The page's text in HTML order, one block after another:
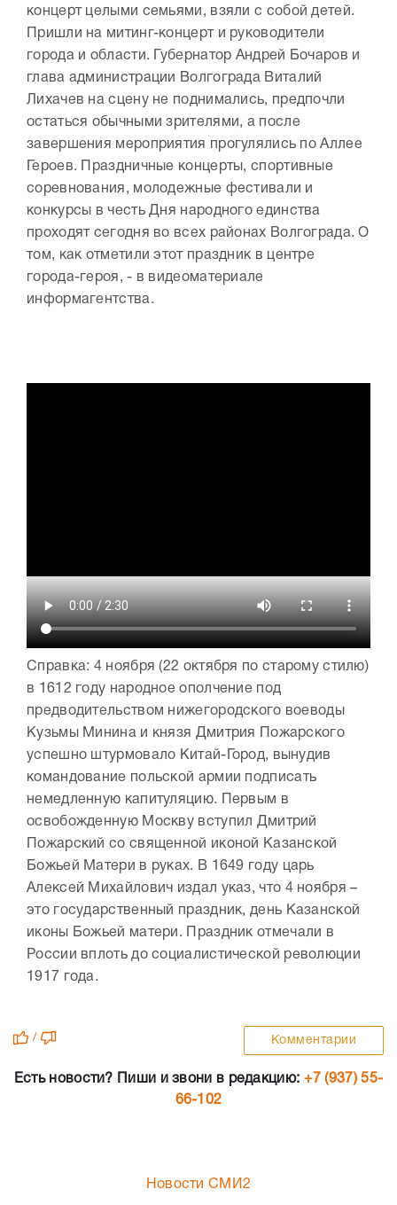
концерт целыми семьями, взяли с собой детей.
Пришли на митинг-концерт и руководители
города и области. Губернатор Андрей Бочаров и
глава администрации Волгограда Виталий
Лихачев на сцену не поднимались, предпочли
остаться обычными зрителями, а после
завершения мероприятия прогулялись по Аллее
Героев. Праздничные концерты, спортивные
соревнования, молодежные фестивали и
конкурсы в честь Дня народного единства
проходят сегодня во всех районах Волгограда. О
том, как отметили этот праздник в центре
города-героя, - в видеоматериале
информагентства.
Справка: 4 ноября (22 октября по старому стилю)
в 1612 году народное ополчение под
предводительством нижегородского воеводы
Кузьмы Минина и князя Дмитрия Пожарского
успешно штурмовало Китай-Город, вынудив
командование польской армии подписать
немедленную капитуляцию. Первым в
освобожденную Москву вступил Дмитрий
Пожарский со священной иконой Казанской
Божьей Матери в руках. В 1649 году царь
Алексей Михайлович издал указ, что 4 ноября –
это государственный праздник, день Казанской
иконы Божьей матери. Праздник отмечали в
России вплоть до социалистической революции
1917 года.
/ Комментарии
Есть новости? Пиши и звони в редакцию: +7 (937) 55-
66-102
Новости СМИ2